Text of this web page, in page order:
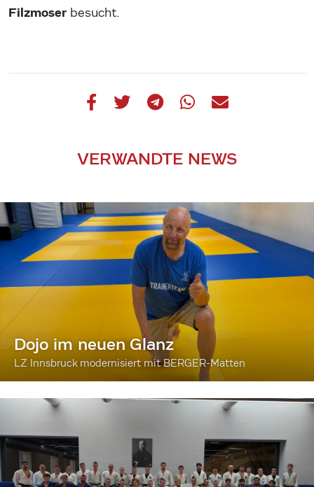
Filzmoser besucht.
VERWANDTE NEWS
Dojo im neuen Glanz
LZ Innsbruck modernisiert mit BERGER-Matten